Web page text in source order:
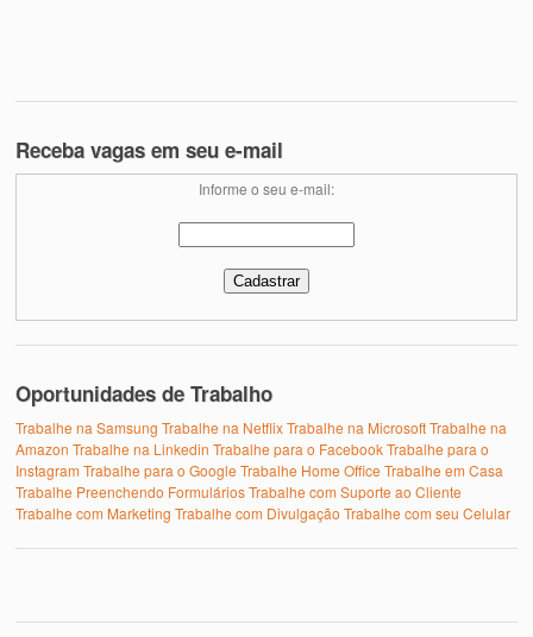
Receba vagas em seu e-mail
Informe o seu e-mail:
Oportunidades de Trabalho
Trabalhe na Samsung Trabalhe na NetflixTrabalhe na MicrosoftTrabalhe na
Amazon Trabalhe na Linkedin Trabalhe para o FacebookTrabalhe para o
Instagram Trabalhe para o Google Trabalhe Home Office Trabalhe em Casa
Trabalhe Preenchendo FormuláriosTrabalhe com Suporte ao Cliente
Trabalhe com Marketing Trabalhe com Divulgação Trabalhe com seu Celular